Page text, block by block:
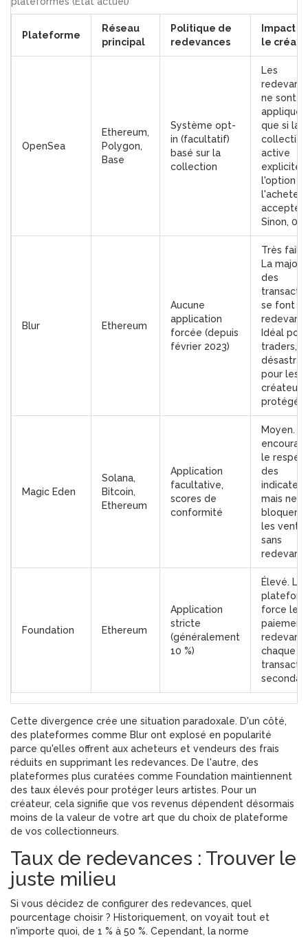
Plateforme
Réseau
principal
Politique de
redevances
Impact
le
OpenSea
Ethereum,
Polygon,
Base
Système opt-
in (facultatif)
basé sur la
collection
Les
ne sont
que si la
collection
active
l'option
l'acheteur
accepte.
Sinon, 0
Blur Ethereum
Aucune
application
forcée (depuis
février 2023)
Très
La
des
se font
Idéal
traders,
pour les
créateurs
protégés.
Magic Eden
Solana,
Bitcoin,
Ethereum
Application
facultative,
scores de
conformité
Moyen. Ils
le
des
mais ne
bloquent
les
sans
Foundation Ethereum
Application
stricte
(généralement
10 %)
Élevé. La
force le
paiement
chaque
Cette divergence crée une situation paradoxale. D'un côté,
des plateformes comme Blur ont explosé en popularité
parce qu'elles offrent aux acheteurs et vendeurs des frais
réduits en supprimant les redevances. De l'autre, des
plateformes plus curatées comme Foundation maintiennent
des taux élevés pour protéger leurs artistes. Pour un
créateur, cela signifie que vos revenus dépendent désormais
moins de la valeur de votre art que du choix de plateforme
de vos collectionneurs.
Taux de redevances : Trouver le
juste milieu
Si vous décidez de configurer des redevances, quel
pourcentage choisir ? Historiquement, on voyait tout et
n'importe quoi, de 1 % à 50 %. Cependant, la norme